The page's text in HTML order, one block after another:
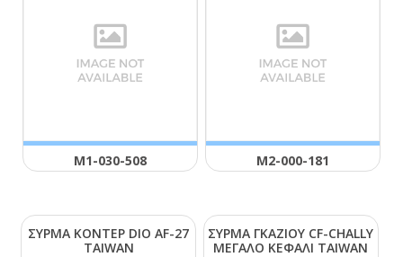
Μ1-030-508 Μ2-000-181
ΣΥΡΜΑ ΚΟΝΤΕΡ DΙΟ ΑF-27
ΤΑΙWΑΝ
ΣΥΡΜΑ ΓΚΑΖΙΟΥ CF-CΗΑLLΥ
ΜΕΓΑΛΟ ΚΕΦΑΛΙ ΤΑΙWΑΝ